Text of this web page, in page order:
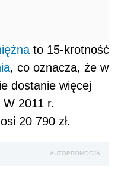
to 15-krotność
, co oznacza, że w
dostanie więcej
W 2011 r.
20 790 zł.
AUTOPROMOCJA